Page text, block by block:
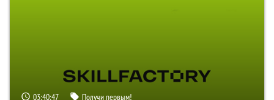
03:40:46 Получи первым!